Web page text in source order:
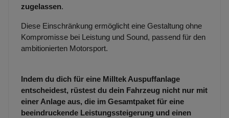
zugelassen.
Diese Einschränkung ermöglicht eine Gestaltung ohne
Kompromisse bei Leistung und Sound, passend für den
ambitionierten Motorsport.
Indem du dich für eine Milltek Auspuffanlage
entscheidest, rüstest du dein Fahrzeug nicht nur mit
einer Anlage aus, die im Gesamtpaket für eine
beeindruckende Leistungssteigerung und einen